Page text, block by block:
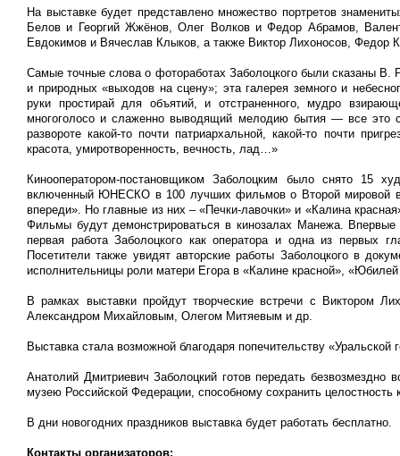
На выставке будет представлено множество портретов
Белов и Георгий Жжёнов, Олег Волков и Федор Абрамов,
Евдокимов и Вячеслав Клыков, а также Виктор Лихоносов, Федор
Самые точные слова о фотоработах Заболоцкого были сказаны В.
и природных «выходов на сцену»; эта галерея земного и
руки простирай для объятий, и отстраненного, мудро
многоголосо и слаженно выводящий мелодию бытия — все это
развороте какой-то почти патриархальной, какой-то почти
красота, умиротворенность, вечность, лад…»
Кинооператором-постановщиком Заболоцким было снято 15
включенный ЮНЕСКО в 100 лучших фильмов о Второй мировой
впереди». Но главные из них – «Печки-лавочки» и «Калина
Фильмы будут демонстрироваться в кинозалах Манежа.
первая работа Заболоцкого как оператора и одна из первых
Посетители также увидят авторские работы Заболоцкого в
исполнительницы роли матери Егора в «Калине красной»,
В рамках выставки пройдут творческие встречи с Виктором
Александром Михайловым, Олегом Митяевым и др.
Выставка стала возможной благодаря попечительству
Анатолий Дмитриевич Заболоцкий готов передать
музею Российской Федерации, способному сохранить целостность
В дни новогодних праздников выставка будет работать бесплатно.
Контакты организаторов: